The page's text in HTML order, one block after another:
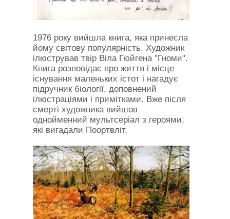
1976 року вийшла книга, яка принесла
йому світову популярність. Художник
ілюстрував твір Віла Гюйгена "Гноми".
Книга розповідає про життя і місце
існування маленьких істот і нагадує
підручник біології, доповнений
ілюстраціями і примітками. Вже після
смерті художника вийшов
однойменний мультсеріал з героями,
які вигадали Поортвліт.